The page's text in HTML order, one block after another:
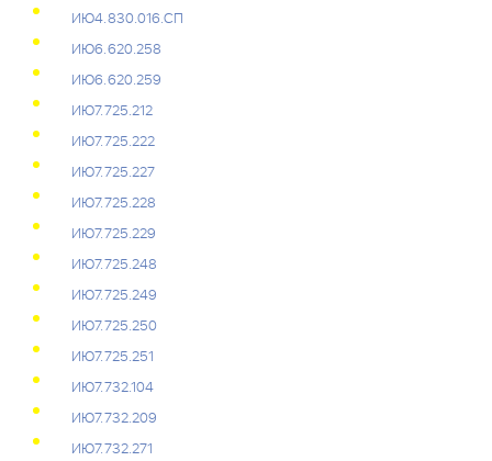
ИЮ4.830.016.СП
ИЮ6.620.258
ИЮ6.620.259
ИЮ7.725.212
ИЮ7.725.222
ИЮ7.725.227
ИЮ7.725.228
ИЮ7.725.229
ИЮ7.725.248
ИЮ7.725.249
ИЮ7.725.250
ИЮ7.725.251
ИЮ7.732.104
ИЮ7.732.209
ИЮ7.732.271